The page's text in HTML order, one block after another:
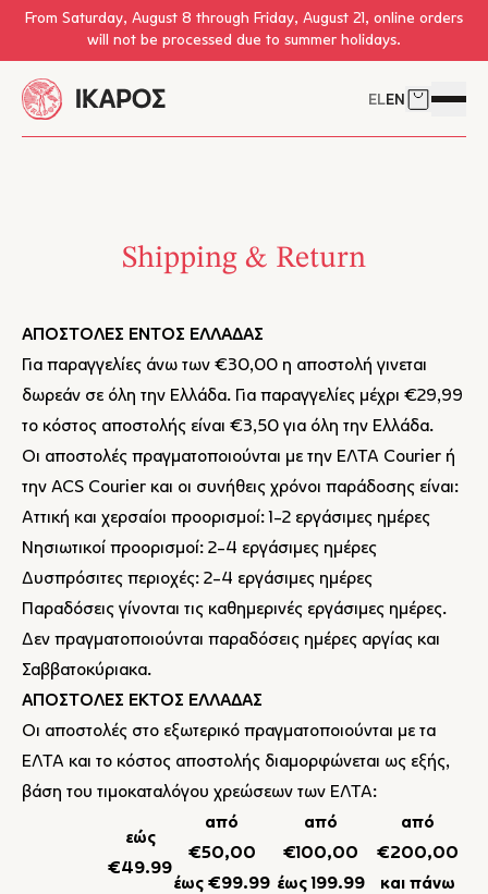
Skip to main content
From Saturday, August 8 through Friday, August 21, online orders
will not be processed due to summer holidays.
ELEN Cart
Open
Shipping & Return
ΑΠΟΣΤΟΛΕΣ ΕΝΤΟΣ ΕΛΛΑΔΑΣ
Για παραγγελίες άνω των €30,00 η αποστολή γινεται
δωρεάν σε όλη την Ελλάδα. Για παραγγελίες μέχρι €29,99
το κόστος αποστολής είναι €3,50 για όλη την Ελλάδα.
Οι αποστολές πραγματοποιούνται με την ΕΛΤΑ Courier ή
την ACS Courier και οι συνήθεις χρόνοι παράδοσης είναι:
Αττική και χερσαίοι προορισμοί: 1-2 εργάσιμες ημέρες
Νησιωτικοί προορισμοί: 2-4 εργάσιμες ημέρες
Δυσπρόσιτες περιοχές: 2-4 εργάσιμες ημέρες
Παραδόσεις γίνονται τις καθημερινές εργάσιμες ημέρες.
Δεν πραγματοποιούνται παραδόσεις ημέρες αργίας και
Σαββατοκύριακα.
ΑΠΟΣΤΟΛΕΣ ΕΚΤΟΣ ΕΛΛΑΔΑΣ
Οι αποστολές στο εξωτερικό πραγματοποιούνται με τα
ΕΛΤΑ και το κόστος αποστολής διαμορφώνεται ως εξής,
βάση του τιμοκαταλόγου χρεώσεων των ΕΛΤΑ:
εώς
€49.99
από
€50,00
έως €99.99
από
€100,00
έως 199.99
από
€200,00
και πάνω